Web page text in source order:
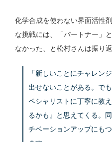
化学合成を使わない界面活性
な挑戦には、「パートナー」
なかった、と松村さんは振り返
「新しいことにチャレン
出せないことがある。で
ペシャリストに丁寧に教
るかも』と思えてくる。
チベーションアップにも